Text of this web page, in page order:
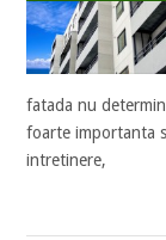
fatada nu
foarte importanta
intretinere,